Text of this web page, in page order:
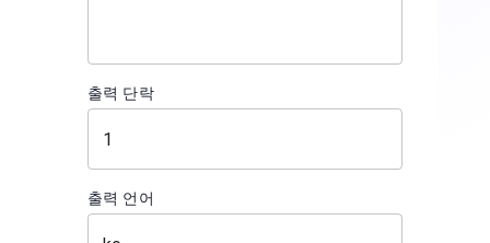
출력 단락
출력 언어